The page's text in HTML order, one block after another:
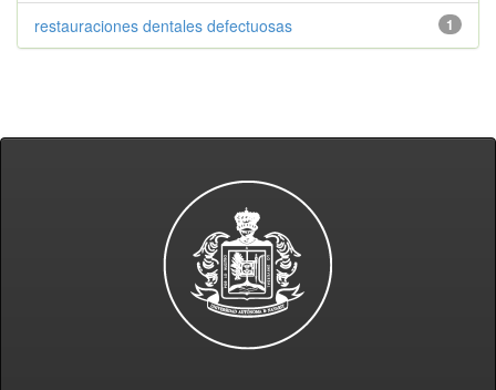
1
restauraciones dentales defectuosas